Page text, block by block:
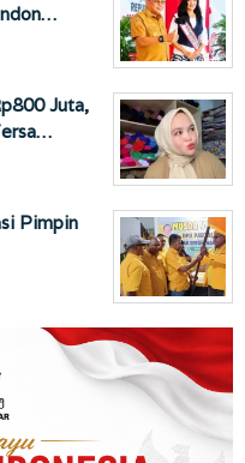
Juta,
Pimpin